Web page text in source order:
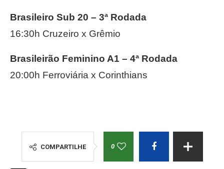
Brasileiro Sub 20 – 3ª Rodada
16:30h Cruzeiro x Grêmio
Brasileirão Feminino A1 – 4ª Rodada
20:00h Ferroviária x Corinthians
COMPARTILHE 0